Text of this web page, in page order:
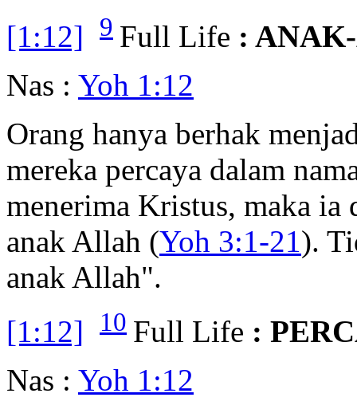
[1:12]
9 Full Life :
Nas : Yoh 1:12
Orang hanya berhak
mereka percaya dalam
menerima Kristus, maka
anak Allah (Yoh 3:1-21).
anak Allah".
[1:12]
10 Full Life :
Nas : Yoh 1:12